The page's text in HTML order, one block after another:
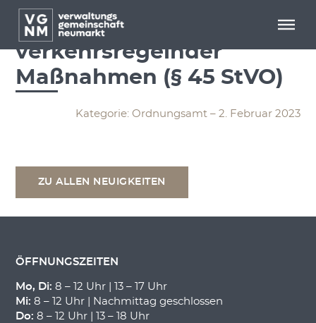
Menü überspringen
Menü überspringen
Antrag auf Anordnung
verkehrsregelnder
Maßnahmen (§ 45 StVO)
Kategorie: Ordnungsamt – 2. Februar 2023
ZU ALLEN NEUIGKEITEN
ÖFFNUNGSZEITEN
Mo, Di: 8 – 12 Uhr | 13 – 17 Uhr
Mi: 8 – 12 Uhr | Nachmittag geschlossen
Do: 8 – 12 Uhr | 13 – 18 Uhr